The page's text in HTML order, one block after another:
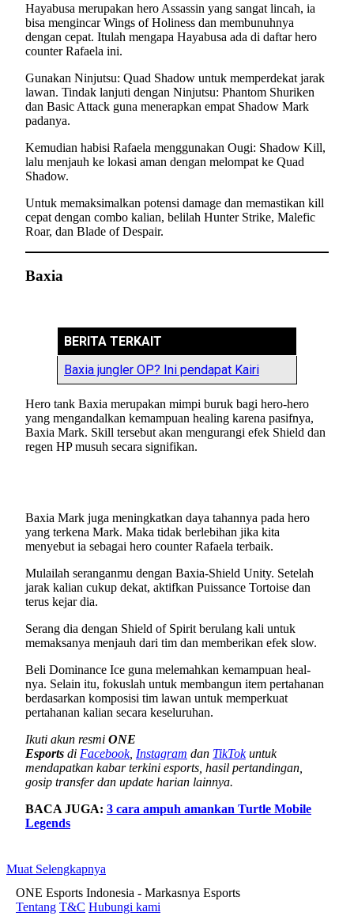
Hayabusa merupakan hero Assassin yang sangat lincah, ia
bisa mengincar Wings of Holiness dan membunuhnya
dengan cepat. Itulah mengapa Hayabusa ada di daftar hero
counter Rafaela ini.
Gunakan Ninjutsu: Quad Shadow untuk memperdekat jarak
lawan. Tindak lanjuti dengan Ninjutsu: Phantom Shuriken
dan Basic Attack guna menerapkan empat Shadow Mark
padanya.
Kemudian habisi Rafaela menggunakan Ougi: Shadow Kill,
lalu menjauh ke lokasi aman dengan melompat ke Quad
Shadow.
Untuk memaksimalkan potensi damage dan memastikan kill
cepat dengan combo kalian, belilah Hunter Strike, Malefic
Roar, dan Blade of Despair.
Baxia
BERITA TERKAIT
Baxia jungler OP? Ini pendapat Kairi
Hero tank Baxia merupakan mimpi buruk bagi hero-hero
yang mengandalkan kemampuan healing karena pasifnya,
Baxia Mark. Skill tersebut akan mengurangi efek Shield dan
regen HP musuh secara signifikan.
Baxia Mark juga meningkatkan daya tahannya pada hero
yang terkena Mark. Maka tidak berlebihan jika kita
menyebut ia sebagai hero counter Rafaela terbaik.
Mulailah seranganmu dengan Baxia-Shield Unity. Setelah
jarak kalian cukup dekat, aktifkan Puissance Tortoise dan
terus kejar dia.
Serang dia dengan Shield of Spirit berulang kali untuk
memaksanya menjauh dari tim dan memberikan efek slow.
Beli Dominance Ice guna melemahkan kemampuan heal-
nya. Selain itu, fokuslah untuk membangun item pertahanan
berdasarkan komposisi tim lawan untuk memperkuat
pertahanan kalian secara keseluruhan.
Ikuti akun resmi ONE
Esports di Facebook, Instagram dan TikTokuntuk
mendapatkan kabar terkini esports, hasil pertandingan,
gosip transfer dan update harian lainnya.
BACA JUGA: 3 cara ampuh amankan Turtle Mobile
Legends
Muat Selengkapnya
ONE Esports Indonesia - Markasnya Esports
Tentang T&C Hubungi kami